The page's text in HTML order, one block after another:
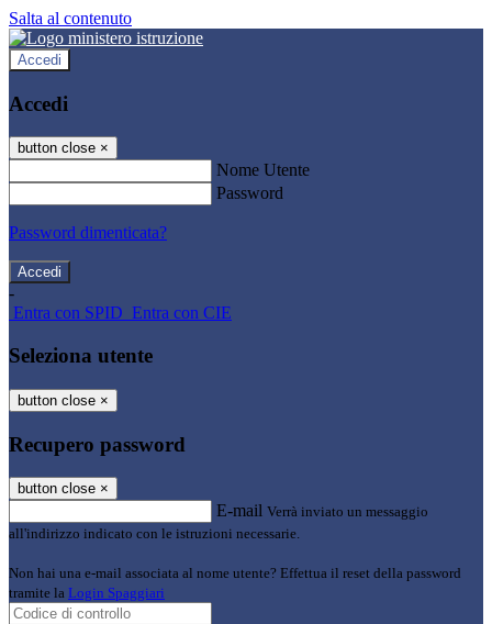
Salta al contenuto
Accedi
Accedi
button close ×
Nome Utente
Password
Password dimenticata?
-
Entra con SPID Entra con CIE
Seleziona utente
button close ×
Recupero password
button close ×
E-mail Verrà inviato un messaggio
all'indirizzo indicato con le istruzioni necessarie.
Non hai una e-mail associata al nome utente? Effettua il reset della password
tramite la Login Spaggiari